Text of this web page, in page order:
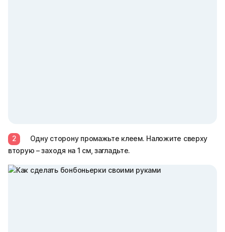
2
Одну сторону промажьте клеем. Наложите сверху
вторую – заходя на 1 см, загладьте.